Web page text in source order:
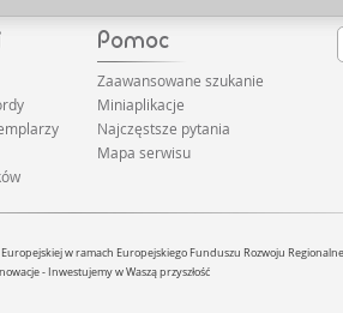
Zaawansowane szukanie
Miniaplikacje
Najczęstsze pytania
Mapa serwisu
w ramach Europejskiego Funduszu Rozwoju
- Inwestujemy w Waszą przyszłość